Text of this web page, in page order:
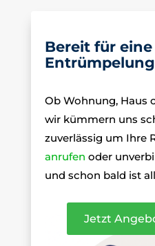
Bereit für
Ob Wohnung, Haus
wir kümmern uns
zuverlässig um Ihre
anrufen oder
und schon bald ist
Jetzt